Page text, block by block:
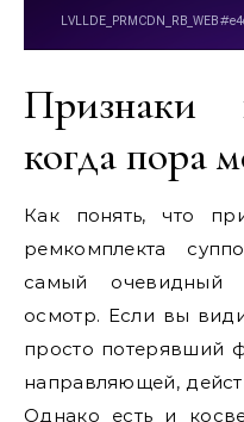
Признаки
когда пора
Как понять, что
ремкомплекта
самый очевидный
осмотр. Если вы
просто потерявший
направляющей,
Однако есть и